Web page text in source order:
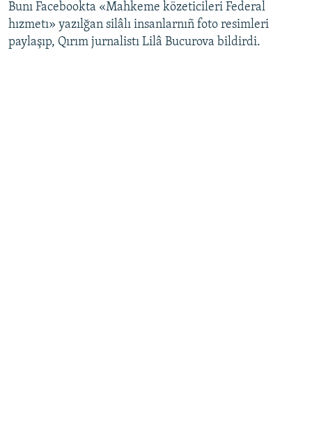
Bunı Facebookta «Mahkeme közeticileri Federal
hızmetı» yazılğan silâlı insanlarnıñ foto resimleri
paylaşıp, Qırım jurnalistı Lilâ Bucurova bildirdi.